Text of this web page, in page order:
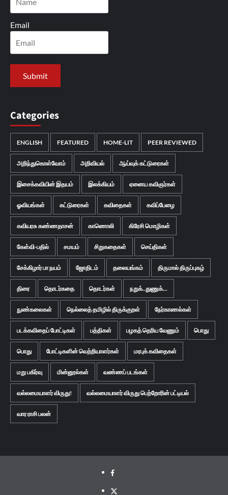
Email
Categories
ENGLISH FEATURED HOME-LIT PEER REVIEWED
அறிந்துகொள்வோம் அறிவியல் ஆய்வுக் கட்டுரைகள்
இசைக்கவியின் இதயம் இலக்கியம் ஏனைய கவிஞர்கள்
ஓவியங்கள் கட்டுரைகள் கவிதைகள் கவிப்பேழை
கவியரசு கண்ணதாசன் காணொலி கிரேசி மொழிகள்
கேள்வி-பதில் சமயம் சிறுகதைகள் செய்திகள்
சேக்கிழார் பா நயம் ஜோதிடம் தலையங்கம் திருமால் திருப்புகழ்
திரை தொடர்கதை தொடர்கள் நறுக்..துணுக்...
நுண்கலைகள் நெல்லைத் தமிழில் திருக்குறள் நேர்காணல்கள்
படக்கவிதைப் போட்டிகள் பத்திகள் பழகத் தெரிய வேணும் பொது
பொது போட்டிகளின் வெற்றியாளர்கள் மரபுக் கவிதைகள்
மறு பகிர்வு மின்னூல்கள் வண்ணப் படங்கள்
வல்லமையாளர் விருது! வல்லமையாளர் விருது பெற்றோரின் பட்டியல்
வார ராசி பலன்
Facebook
Twitter